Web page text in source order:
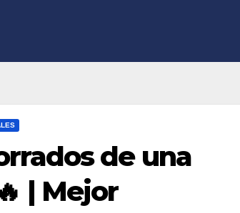
de una
| Mejor